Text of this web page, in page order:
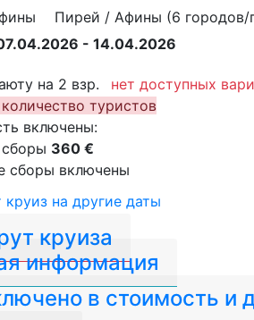
Пирей / Афины (6 городов/
- 14.04.2026
на 2 взр.
нет доступных
туристов
включены:
360 €
сборы включены
круиз на другие даты
круиза
информация
в стоимость и